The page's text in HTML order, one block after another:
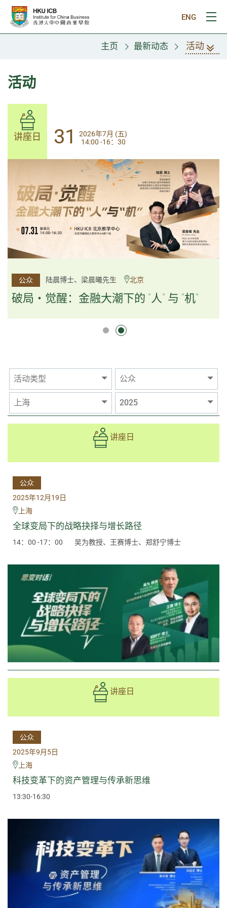
跳往主要内容
ENG
打
主页 最新动态 活动
活动
讲座日 31
2026年7月 (五)
14:00-17:30
公众 杨文斌先生、邱良弼先生 广州
逻辑×算法：重塑资产配置内核
逻辑×算法：重塑资产配置内核
讲座日 31
2026年7月 (五)
14:00 -16：30
公众 陆晨博士、梁晨曦先生 北京
破局・觉醒：金融大潮下的 "人" 与 "机"
活动类型 公众
上海 2025
讲座日
公众
2025年12月19日
上海
全球变局下的战略抉择与增长路径
14：00 -17：00 吴为教授、王赛博士、郑舒宁博士
讲座日
公众
2025年9月5日
上海
科技变革下的资产管理与传承新思维
13:30-16:30